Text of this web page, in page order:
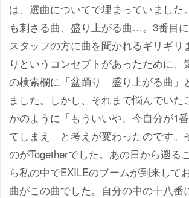
は、選曲についてで埋まっていました
も刺さる曲、盛り上がる曲…。3番目
スタッフの方に曲を聞かれるギリギリ
りというコンセプトがあったために、
の検索欄に「盆踊り 盛り上がる曲」
ました。しかし、それまで悩んでいた
かのように「もういいや、今自分が1
てしまえ」と考えが変わったのです。
のがTogetherでした。あの日から遡る
ら私の中でEXILEのブームが到来して
曲がこの曲でした。自分の中の十八番